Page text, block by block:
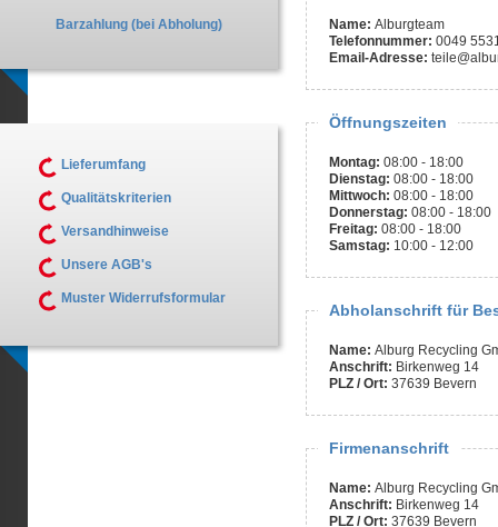
Name: Alburgteam
Telefonnummer: 0049
Email-Adresse:
Öffnungszeiten
Montag: 08:00 - 18:00
Dienstag: 08:00 - 18:00
Mittwoch: 08:00 - 18:00
Donnerstag: 08:00 - 18:00
Freitag: 08:00 - 18:00
Samstag: 10:00 - 12:00
Abholanschrift für
Name: Alburg Recycling
Anschrift: Birkenweg 14
PLZ / Ort: 37639 Bevern
Firmenanschrift
Name: Alburg Recycling
Anschrift: Birkenweg 14
PLZ / Ort: 37639 Bevern
Barzahlung (bei Abholung)
Lieferumfang
Qualitätskriterien
Versandhinweise
Unsere AGB's
Muster Widerrufsformular